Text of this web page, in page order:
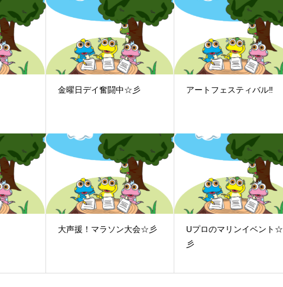
金曜日デイ奮闘中☆彡 アートフェスティバル‼
大声援！マラソン大会☆彡
Uプロのマリンイベント☆
彡